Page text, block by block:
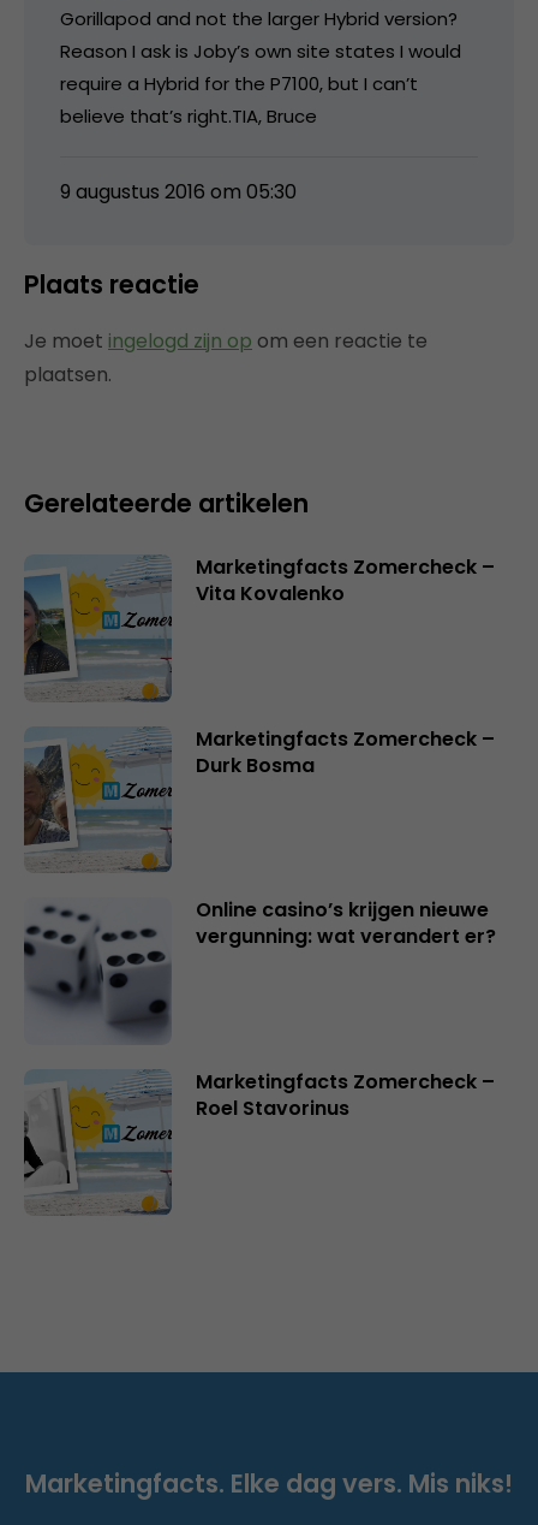
Gorillapod and not the larger Hybrid version?
Reason I ask is Joby’s own site states I would
require a Hybrid for the P7100, but I can’t
believe that’s right.TIA, Bruce
9 augustus 2016 om 05:30
Plaats reactie
Je moet ingelogd zijn op om een reactie te
plaatsen.
Gerelateerde artikelen
Marketingfacts Zomercheck –
Vita Kovalenko
Marketingfacts Zomercheck –
Durk Bosma
Online casino’s krijgen nieuwe
vergunning: wat verandert er?
Marketingfacts Zomercheck –
Roel Stavorinus
Marketingfacts. Elke dag vers. Mis niks!